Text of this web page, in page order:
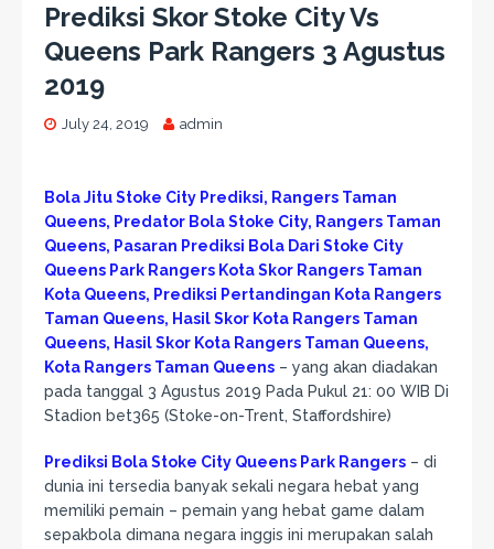
Prediksi Skor Stoke City Vs
Queens Park Rangers 3 Agustus
2019
July 24, 2019 admin
Bola Jitu Stoke City Prediksi, Rangers Taman
Queens, Predator Bola Stoke City, Rangers Taman
Queens, Pasaran Prediksi Bola Dari Stoke City
Queens Park Rangers Kota Skor Rangers Taman
Kota Queens, Prediksi Pertandingan Kota Rangers
Taman Queens, Hasil Skor Kota Rangers Taman
Queens, Hasil Skor Kota Rangers Taman Queens,
Kota Rangers Taman Queens – yang akan diadakan
pada tanggal 3 Agustus 2019 Pada Pukul 21: 00 WIB Di
Stadion bet365 (Stoke-on-Trent, Staffordshire)
Prediksi Bola Stoke City Queens Park Rangers – di
dunia ini tersedia banyak sekali negara hebat yang
memiliki pemain – pemain yang hebat game dalam
sepakbola dimana negara inggis ini merupakan salah